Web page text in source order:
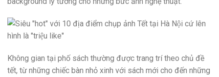
Không gian tại phố sách thường được trang trí theo chủ đề
tết, từ những chiếc bàn nhỏ xinh với sách mới cho đến những